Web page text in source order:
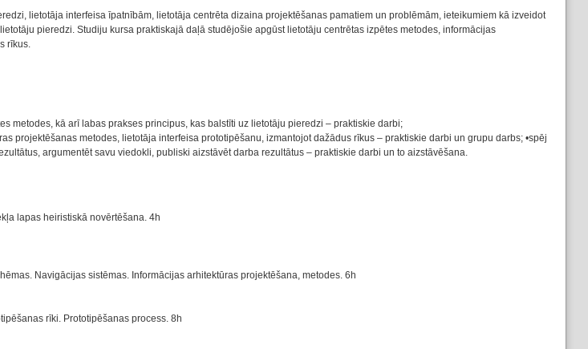
lietotāja interfeisa īpatnībām, lietotāja centrēta dizaina projektēšanas pamatiem un problēmām, ieteikumiem kā izveidot
pieredzi. Studiju kursa praktiskajā daļā studējošie apgūst lietotāju centrētas izpētes metodes, informācijas
rīkus.
metodes, kā arī labas prakses principus, kas balstīti uz lietotāju pieredzi – praktiskie darbi;
projektēšanas metodes, lietotāja interfeisa prototipēšanu, izmantojot dažādus rīkus – praktiskie darbi un grupu darbs; •spēj
argumentēt savu viedokli, publiski aizstāvēt darba rezultātus – praktiskie darbi un to aizstāvēšana.
lapas heiristiskā novērtēšana. 4h
Navigācijas sistēmas. Informācijas arhitektūras projektēšana, metodes. 6h
rīki. Prototipēšanas process. 8h